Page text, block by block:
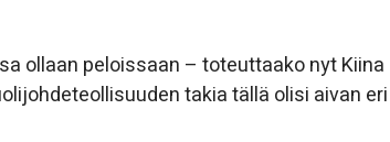
ollaan peloissaan – toteuttaako nyt Kiina
takia tällä olisi aivan eri